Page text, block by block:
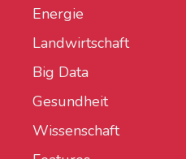
Energie
Landwirtschaft
Big Data
Gesundheit
Wissenschaft